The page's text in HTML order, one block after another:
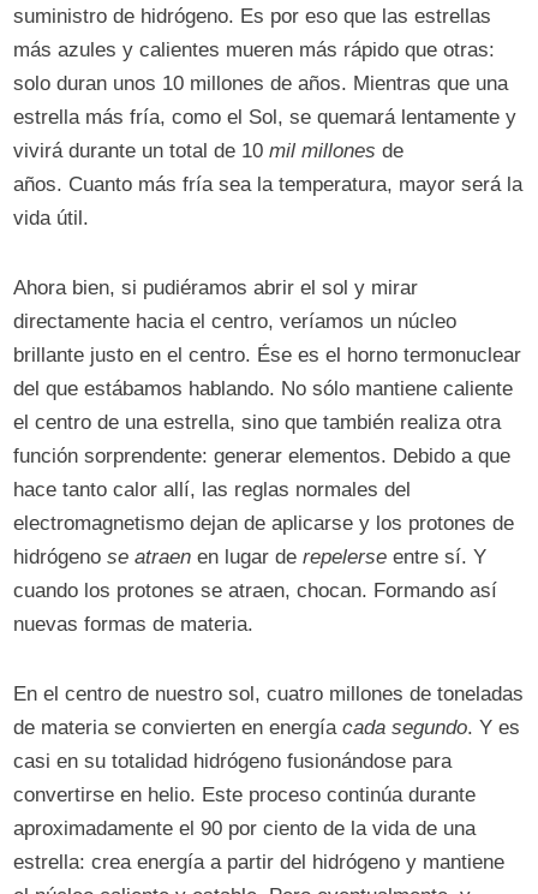
suministro de hidrógeno. Es por eso que las estrellas
más azules y calientes mueren más rápido que otras:
solo duran unos 10 millones de años. Mientras que una
estrella más fría, como el Sol, se quemará lentamente y
vivirá durante un total de 10mil millones de
años. Cuanto más fría sea la temperatura, mayor será la
vida útil.
Ahora bien, si pudiéramos abrir el sol y mirar
directamente hacia el centro, veríamos un núcleo
brillante justo en el centro. Ése es el horno termonuclear
del que estábamos hablando. No sólo mantiene caliente
el centro de una estrella, sino que también realiza otra
función sorprendente: generar elementos. Debido a que
hace tanto calor allí, las reglas normales del
electromagnetismo dejan de aplicarse y los protones de
hidrógenose atraen en lugar derepelerse entre sí. Y
cuando los protones se atraen, chocan. Formando así
nuevas formas de materia.
En el centro de nuestro sol, cuatro millones de toneladas
de materia se convierten en energíacadasegundo. Y es
casi en su totalidad hidrógeno fusionándose para
convertirse en helio. Este proceso continúa durante
aproximadamente el 90 por ciento de la vida de una
estrella: crea energía a partir del hidrógeno y mantiene